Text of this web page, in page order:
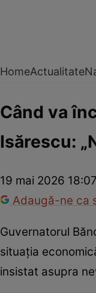
HomeActualitate
Când va
Isărescu:
19 mai 2026 18:07
Adaugă-ne ca
Guvernatorul
situația
insistat asupra